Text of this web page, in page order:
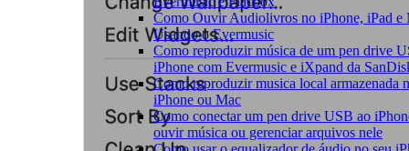
Como Ouvir Audiolivros no iPhone, iPad e
Usando o Evermusic
Como reproduzir música de um pen drive
iPhone com Evermusic e iXpand da
Como reproduzir musica local armazenada
iPhone ou Mac
Como conectar um pen drive USB ao
ouvir música ou gerenciar arquivos nele